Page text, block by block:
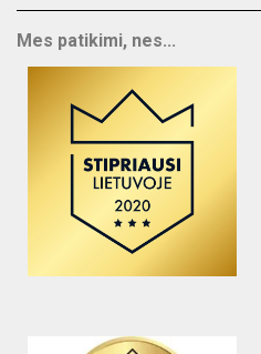
Mes patikimi, nes...